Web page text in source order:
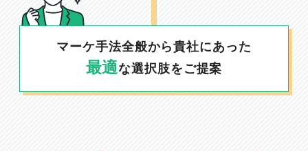
マーケ手法全般から貴社にあった
最適な選択肢をご提案